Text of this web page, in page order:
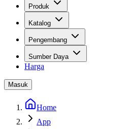
Produk
Katalog
Pengembang
Sumber Daya
Harga
Masuk
Home
App